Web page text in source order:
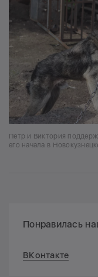
Петр и Виктория
его начала в
Понравилась
ВКонтакте